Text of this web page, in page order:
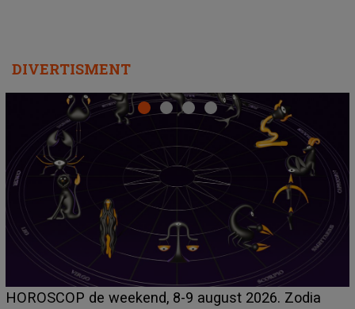
DIVERTISMENT
Emanuel a ținut ACEST DETALIU ASCUNS până